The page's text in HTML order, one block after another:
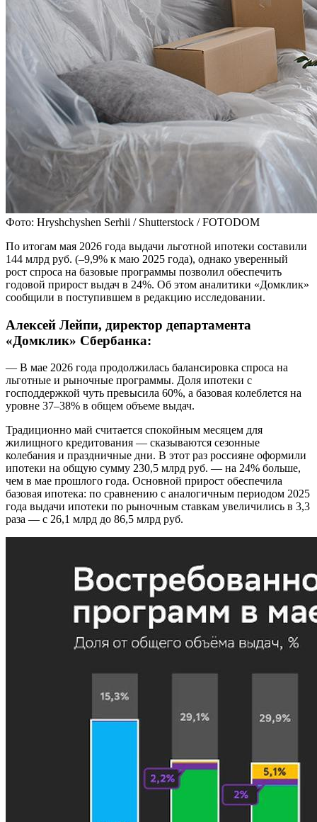
Фото: Hryshchyshen Serhii / Shutterstock / FOTODOM
По итогам мая 2026 года выдачи льготной ипотеки составили
144 млрд руб. (–9,9% к маю 2025 года), однако уверенный
рост спроса на базовые программы позволил обеспечить
годовой прирост выдач в 24%. Об этом аналитики «Домклик»
сообщили в поступившем в редакцию исследовании.
Алексей Лейпи, директор департамента
«Домклик» Сбербанка:
— В мае 2026 года продолжилась балансировка спроса на
льготные и рыночные программы. Доля ипотеки с
господдержкой чуть превысила 60%, а базовая колеблется на
уровне 37–38% в общем объеме выдач.
Традиционно май считается спокойным месяцем для
жилищного кредитования — сказываются сезонные
колебания и праздничные дни. В этот раз россияне оформили
ипотеки на общую сумму 230,5 млрд руб. — на 24% больше,
чем в мае прошлого года. Основной прирост обеспечила
базовая ипотека: по сравнению с аналогичным периодом 2025
года выдачи ипотеки по рыночным ставкам увеличились в 3,3
раза — с 26,1 млрд до 86,5 млрд руб.